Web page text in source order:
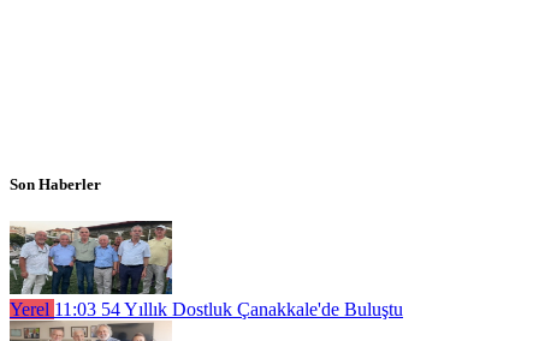
Son Haberler
Yerel 11:03 54 Yıllık Dostluk Çanakkale'de Buluştu